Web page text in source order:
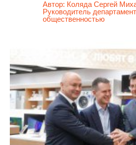
Автор: Коляда Сергей
Руководитель
общественностью